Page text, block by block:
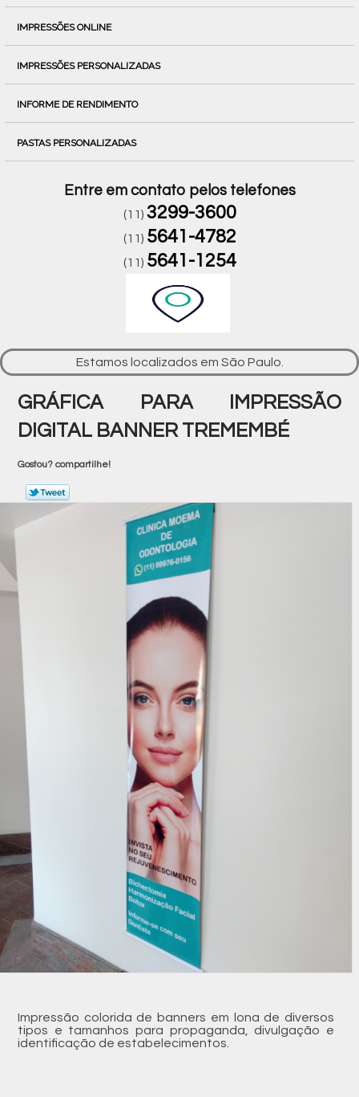
IMPRESSÕES ONLINE
IMPRESSÕES PERSONALIZADAS
INFORME DE RENDIMENTO
PASTAS PERSONALIZADAS
Entre em contato pelos telefones
(11) 3299-3600
(11) 5641-4782
(11) 5641-1254
Estamos localizados em São Paulo.
GRÁFICA PARA IMPRESSÃO
DIGITAL BANNER TREMEMBÉ
Gostou? compartilhe!
Impressão colorida de banners em lona de diversos
tipos e tamanhos para propaganda, divulgação e
identificação de estabelecimentos.